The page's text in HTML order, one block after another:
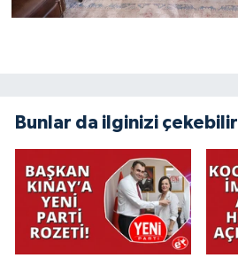
Bunlar da ilginizi çekebilir